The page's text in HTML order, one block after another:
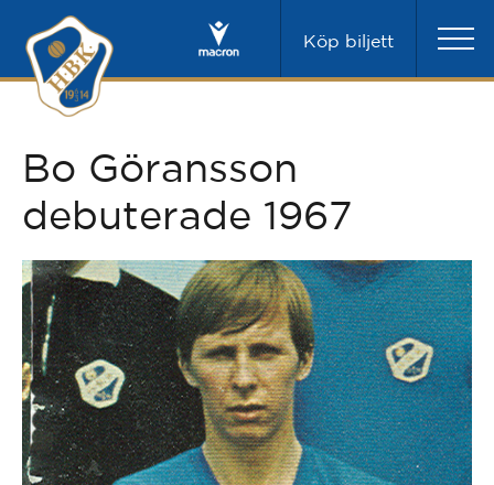
Köp biljett
Bo Göransson
debuterade 1967